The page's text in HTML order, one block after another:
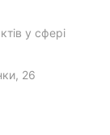
у сфері
26